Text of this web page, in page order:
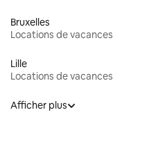
Bruxelles
Locations de vacances
Lille
Locations de vacances
Afficher plus